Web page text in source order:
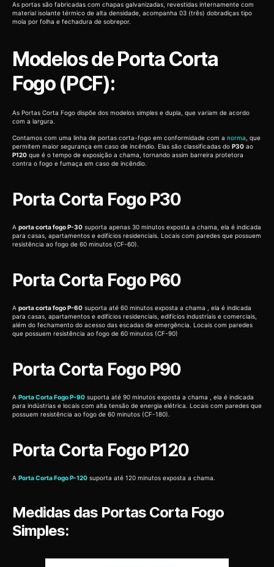
As portas são fabricadas com chapas galvanizadas, revestidas internamente com
material isolante térmico de alta densidade, acompanha 03 (três) dobradiças tipo
mola por folha e fechadura de sobrepor.
Modelos de Porta Corta
Fogo (PCF):
As Portas Corta Fogo dispõe dos modelos simples e dupla, que variam de acordo
com a largura.
Contamos com uma linha de portas corta-fogo em conformidade com a norma , que
permitem maior segurança em caso de incêndio. Elas são classificadas do P30 ao
P120 que é o tempo de exposição a chama, tornando assim barreira protetora
contra o fogo e fumaça em caso de incêndio.
Porta Corta Fogo P30
A porta corta fogo P-30 suporta apenas 30 minutos exposta a chama, ela é indicada
para casas, apartamentos e edifícios residenciais. Locais com paredes que possuem
resistência ao fogo de 60 minutos (CF-60).
Porta Corta Fogo P60
A porta corta fogo P-60 suporta até 60 minutos exposta a chama , ela é indicada
para casas, apartamentos e edifícios residenciais, edifícios industriais e comerciais,
além do fechamento do acesso das escadas de emergência. Locais com paredes
que possuem resistência ao fogo de 60 minutos (CF-90)
Porta Corta Fogo P90
A Porta Corta Fogo P-90 suporta até 90 minutos exposta a chama , ela é indicada
para indústrias e locais com alta tensão de energia elétrica. Locais com paredes que
possuem resistência ao fogo de 60 minutos (CF-180).
Porta Corta Fogo P120
A Porta Corta Fogo P-120 suporta até 120 minutos exposta a chama.
Medidas das Portas Corta Fogo
Simples: